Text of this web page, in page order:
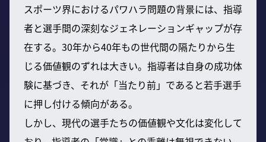
スポーツ界におけるパワハラ問題の背景には、指導
者と選手間の深刻なジェネレーションギャップが存
在する。30年から40年もの世代間の隔たりから生
じる価値観のずれは大きい。指導者は自身の成功体
験に基づき、それが「当たり前」であると若手選手
に押し付ける傾向がある。
しかし、現代の選手たちの価値観や文化は変化して